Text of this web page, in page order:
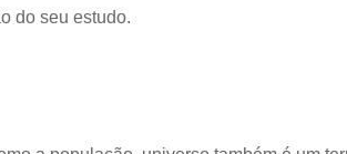
do seu estudo.